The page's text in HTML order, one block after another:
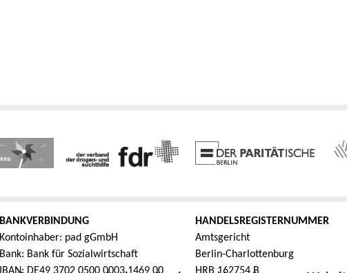
BANKVERBINDUNG
Kontoinhaber: pad gGmbH
Bank: Bank für Sozialwirtschaft
HANDELSREGISTERNUMMER
Amtsgericht
Berlin-Charlottenburg